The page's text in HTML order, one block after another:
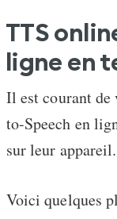
TTS
ligne en
Il est courant de
to-Speech en
sur leur appareil.
Voici quelques